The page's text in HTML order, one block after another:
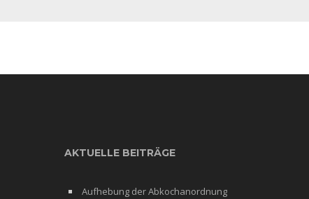
AKTUELLE BEITRÄGE
Aufhebung der Abkochanordnung